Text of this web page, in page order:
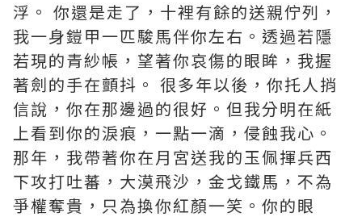
浮。 你還是走了，十裡有餘的送親佇列，
我一身鎧甲一匹駿馬伴你左右。透過若隱
若現的青紗帳，望著你哀傷的眼眸，我握
著劍的手在顫抖。 很多年以後，你托人捎
信說，你在那邊過的很好。但我分明在紙
上看到你的淚痕，一點一滴，侵蝕我心。
那年，我帶著你在月宮送我的玉佩揮兵西
下攻打吐蕃，大漠飛沙，金戈鐵馬，不為
爭權奪貴，只為換你紅顏一笑。你的眼